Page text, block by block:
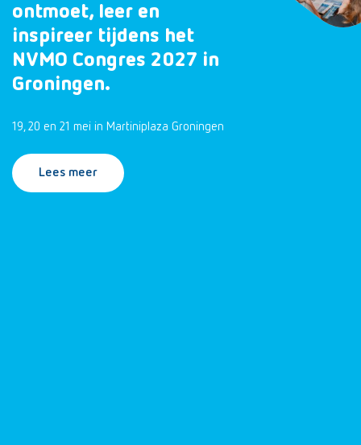
ontmoet, leer en
inspireer tijdens het
NVMO Congres 2027 in
Groningen.
19, 20 en 21 mei in Martiniplaza Groningen
Lees meer